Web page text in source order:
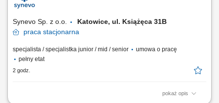
Pobrań; Obsługa kasy fiskalnej i systemu komputerowego do obsługi
Synevo Sp. z o.o.
Katowice, ul. Książęca 31B​
praca stacjonarna
specjalista / specjalistka junior / mid / senior
umowa o pracę
pełny etat
2 godz.
pokaż opis